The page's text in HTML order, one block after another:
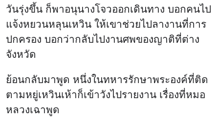
วันรุ่งขึ้น ก็พาอนุนางโจวออกเดินทาง บอกคนไป
แจ้งหยวนหลุนเหวิน ให้เขาช่วยไปลางานที่การ
ปกครอง บอกว่ากลับไปงานศพของญาติที่ต่าง
จังหวัด
ย้อนกลับมาพูด หนึ่งในทหารรักษาพระองค์ที่ติด
ตามหยู่เหวินเห้าก็เข้าวังไปรายงาน เรื่องที่หมอ
หลวงเฉาพูด